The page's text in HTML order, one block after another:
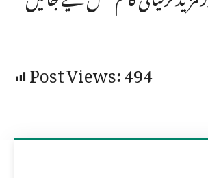
Post Views:494